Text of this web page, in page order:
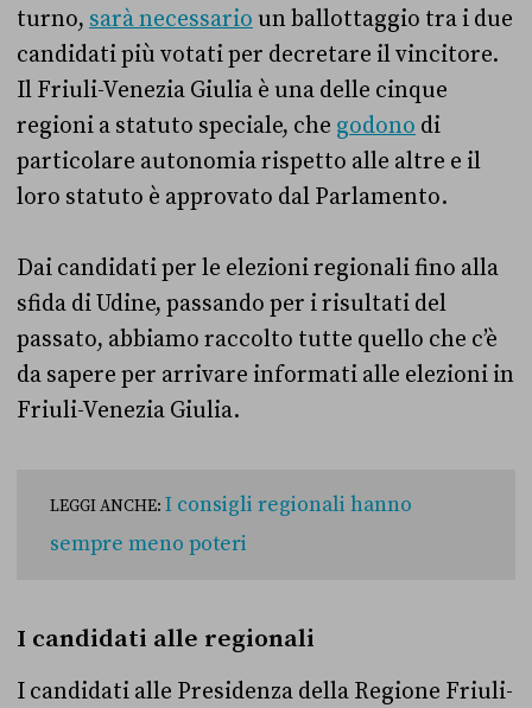
turno, sarà necessario un ballottaggio tra i due
candidati più votati per decretare il vincitore.
Il Friuli-Venezia Giulia è una delle cinque
regioni a statuto speciale, che godono di
particolare autonomia rispetto alle altre e il
loro statuto è approvato dal Parlamento.
Dai candidati per le elezioni regionali fino alla
sfida di Udine, passando per i risultati del
passato, abbiamo raccolto tutte quello che c’è
da sapere per arrivare informati alle elezioni in
Friuli-Venezia Giulia.
LEGGI ANCHE: I consigli regionali hanno
sempre meno poteri
I candidati alle regionali
I candidati alle Presidenza della Regione Friuli-